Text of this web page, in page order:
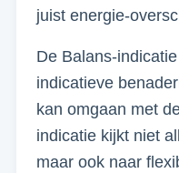
juist energie-
De Balans-
indicatieve
kan omgaan met
indicatie kijkt niet
maar ook naar